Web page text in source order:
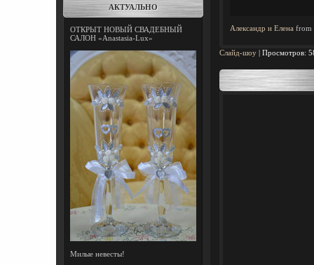
АКТУАЛЬНО
ОТКРЫТ НОВЫЙ СВАДЕБНЫЙ
САЛОН «Anastasia-Lux»
Милые невесты!
Александр и Елена from
Слайд-шоу | Просмотров: